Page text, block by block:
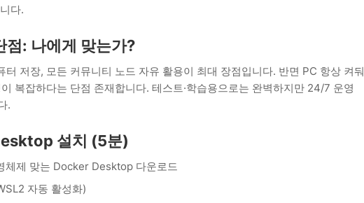
다.
점: 나에게 맞는가?
터 저장, 모든 커뮤니티 노드 자유 활용이 최대 장점입니다. 반면 PC 항상 켜둬
복잡하다는 단점 존재합니다. 테스트·학습용으로는 완벽하지만 24/7 운영
.
설치 (5분)
체제 맞는 Docker Desktop 다운로드
자동 활성화)